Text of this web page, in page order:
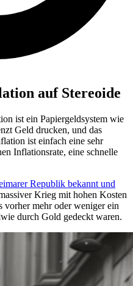
auf Stereoide
ist ein Papiergeldsystem wie
Geld drucken, und das
ist einfach eine sehr
Inflationsrate, eine schnelle
Republik bekannt und
Krieg mit hohen Kosten
vorher mehr oder weniger ein
durch Gold gedeckt waren.